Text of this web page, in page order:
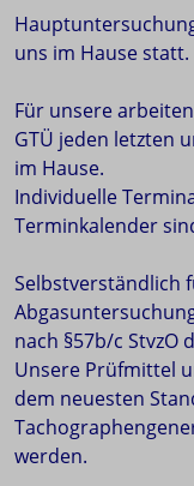
uns im Hause statt.
Für unsere
GTÜ jeden letzten
im Hause.
Individuelle
Terminkalender
Selbstverständlich
nach §57b/c StvzO
Unsere Prüfmittel
dem neuesten
werden.